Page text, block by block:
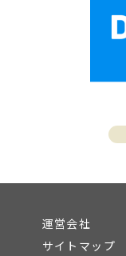
運営会社
サイトマップ